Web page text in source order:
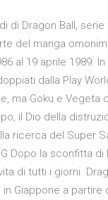
di Dragon Ball,
del manga
al 19 aprile 1989.
dalla Play
ma Goku e
il Dio della
ricerca del Super
Dopo la sconfitta
di tutti i giorni.
Giappone a partire